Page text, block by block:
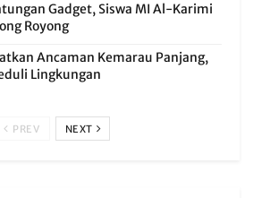
Gadget, Siswa MI Al-Karimi
Royong
Ancaman Kemarau Panjang,
Lingkungan
PREV NEXT